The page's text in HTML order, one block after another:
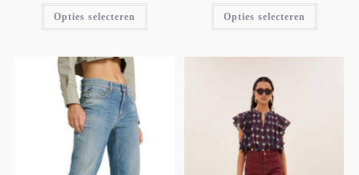
Opties selecteren Opties selecteren